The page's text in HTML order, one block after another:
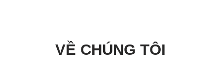
VỀ CHÚNG TÔI